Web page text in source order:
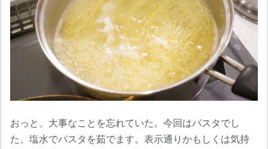
おっと、大事なことを忘れていた。今回はパスタでし
た、塩水でパスタを茹でます。表示通りかもしくは気持